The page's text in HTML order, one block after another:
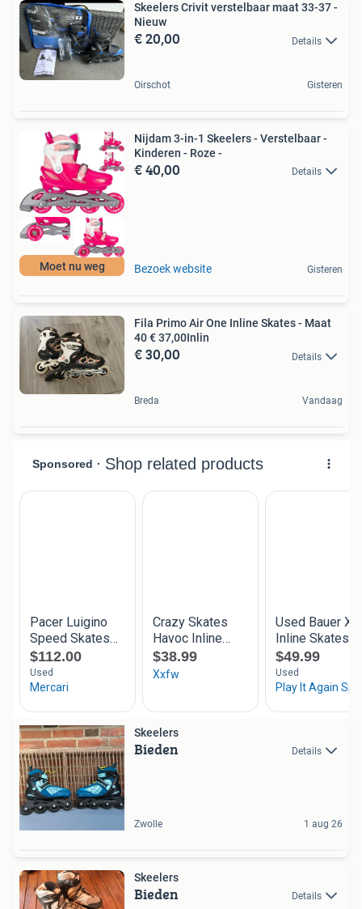
Skeelers Crivit verstelbaar maat 33-37 -
Nieuw
€ 20,00 Details
Oirschot Gisteren
Moet nu weg
Nijdam 3-in-1 Skeelers - Verstelbaar -
Kinderen - Roze -
€ 40,00 Details
Bezoek website Gisteren
Fila Primo Air One Inline Skates - Maat
40 € 37,00Inlin
€ 30,00 Details
Breda Vandaag
Skeelers
Bieden Details
Zwolle 1 aug 26
Skeelers
Bieden Details